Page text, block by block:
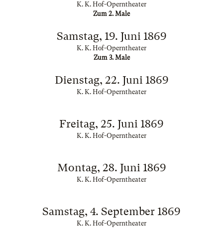
K. K. Hof-Operntheater
Zum 2. Male
Samstag, 19. Juni 1869
K. K. Hof-Operntheater
Zum 3. Male
Dienstag, 22. Juni 1869
K. K. Hof-Operntheater
Freitag, 25. Juni 1869
K. K. Hof-Operntheater
Montag, 28. Juni 1869
K. K. Hof-Operntheater
Samstag, 4. September 1869
K. K. Hof-Operntheater